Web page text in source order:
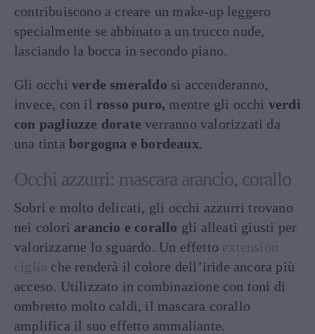
contribuiscono a creare un make-up leggero
specialmente se abbinato a un trucco nude,
lasciando la bocca in secondo piano.
Gli occhi verde smeraldo si accenderanno,
invece, con il rosso puro, mentre gli occhi verdi
con pagliuzze dorate verranno valorizzati da
una tinta borgogna e bordeaux.
Occhi azzurri: mascara arancio, corallo
Sobri e molto delicati, gli occhi azzurri trovano
nei colori arancio e corallo gli alleati giusti per
valorizzarne lo sguardo. Un effetto extension
ciglia che renderà il colore dell’iride ancora più
acceso. Utilizzato in combinazione con toni di
ombretto molto caldi, il mascara corallo
amplifica il suo effetto ammaliante.